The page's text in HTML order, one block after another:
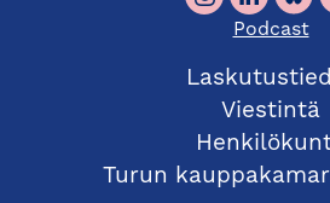
Podcast
Viestintä
Turun